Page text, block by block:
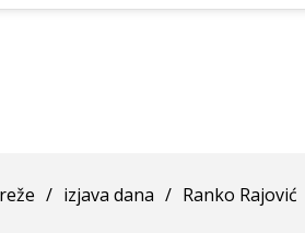
/ izjava dana / Ranko Rajović